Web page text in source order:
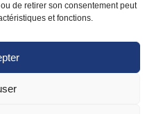
de retirer son consentement peut
et fonctions.